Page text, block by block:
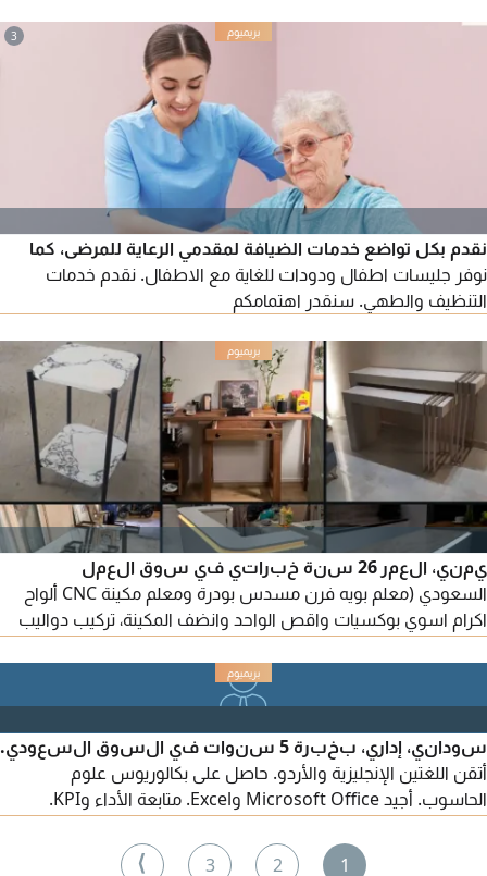
3
نقدم بكل تواضع خدمات الضيافة لمقدمي الرعاية للمرضى، كما
نوفر جليسات اطفال ودودات للغاية مع الاطفال. نقدم خدمات
التنظيف والطهي. سنقدر اهتمامكم
يمني، العمر 26 سنة خبراتي في سوق العمل
السعودي (معلم بويه فرن مسدس بودرة ومعلم مكينة CNC ألواح
اكرام اسوي بوكسيات واقص الواحد وانضف المكينة، تركيب دواليب
الديكور ومصابيح الليد - مدخل بيانات - موزع منتجات)
سوداني، إداري، بخبرة 5 سنوات في السوق السعودي.
أتقن اللغتين الإنجليزية والأردو. حاصل على بكالوريوس علوم
الحاسوب. أجيد Microsoft Office وExcel. متابعة الأداء وKPI.
1
2
3
⟩